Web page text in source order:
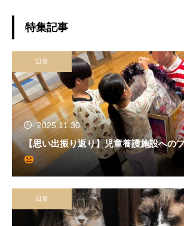
特集記事
日常
2025.11.30
【思い出振り返り】児童養護施設への
日常